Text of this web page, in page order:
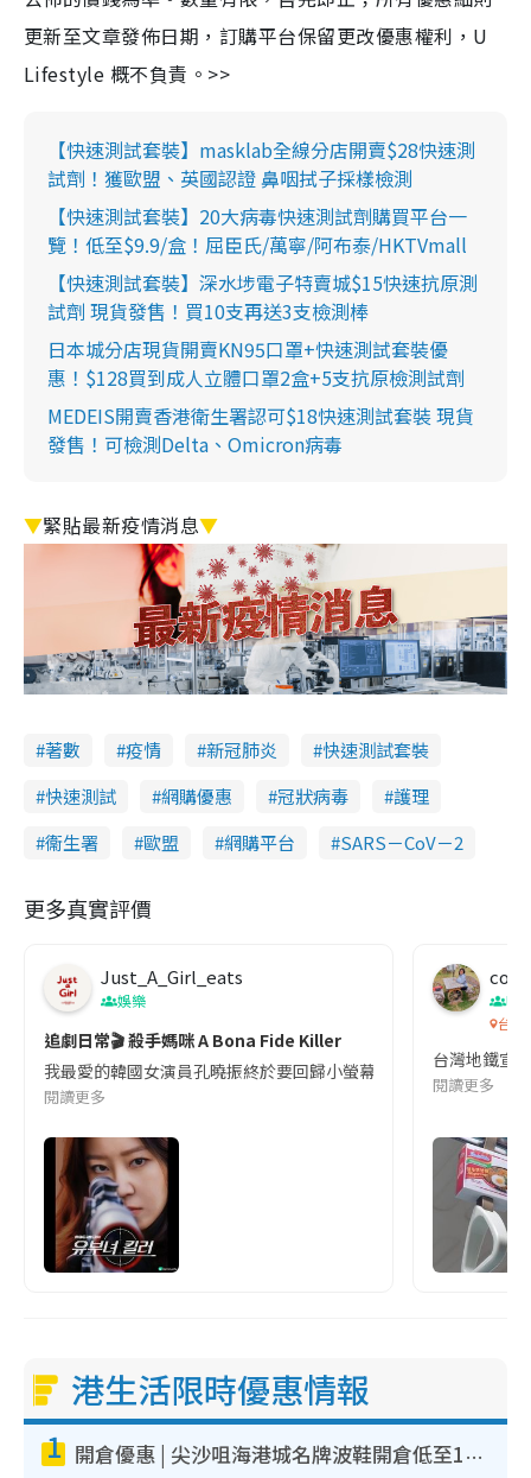
更新至文章發佈日期，訂購平台保留更改優惠權利，U
Lifestyle 概不負責。>>
【快速測試套裝】masklab全線分店開賣$28快速測
試劑！獲歐盟、英國認證 鼻咽拭子採樣檢測
【快速測試套裝】20大病毒快速測試劑購買平台一
覽！低至$9.9/盒！屈臣氏/萬寧/阿布泰/HKTVmall
【快速測試套裝】深水埗電子特賣城$15快速抗原測
試劑 現貨發售！買10支再送3支檢測棒
日本城分店現貨開賣KN95口罩+快速測試套裝優
惠！$128買到成人立體口罩2盒+5支抗原檢測試劑
MEDEIS開賣香港衛生署認可$18快速測試套裝 現貨
發售！可檢測Delta、Omicron病毒
▼緊貼最新疫情消息▼
著數 疫情 新冠肺炎
快速測試套裝
快速測試
網購優惠 冠狀病毒
護理
衞生署
歐盟 網購平台 SARS－CoV－2
更多真實評價
Just_A_Girl_eats
娛樂
追劇日常🎬 殺手媽咪 A Bona Fide Killer
我最愛的韓國女演員孔曉振終於要回歸小螢幕啦!這次的劇本改編
閱讀更多
co
吹
台灣
台灣地鐵宣
閱讀更多
港生活限時優惠情報
1 開倉優惠 | 尖沙咀海港城名牌波鞋開倉低至1折！On鞋$899起／Joy&Peace鞋履$98起